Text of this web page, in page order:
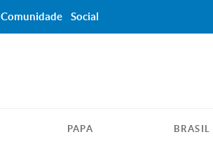
PAPA BRASIL
Comunidade Social